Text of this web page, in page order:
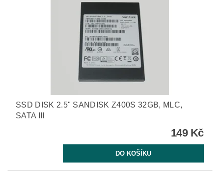
SSD DISK 2.5" SANDISK Z400S 32GB, MLC,
SATA III
149 Kč